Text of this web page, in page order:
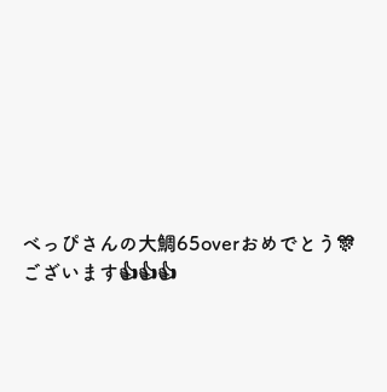
べっぴさんの大鯛65overおめでとう🎊
ございます👍👍👍